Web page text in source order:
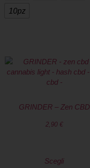
10pz
GRINDER – Zen CBD
2,90 €
Scegli